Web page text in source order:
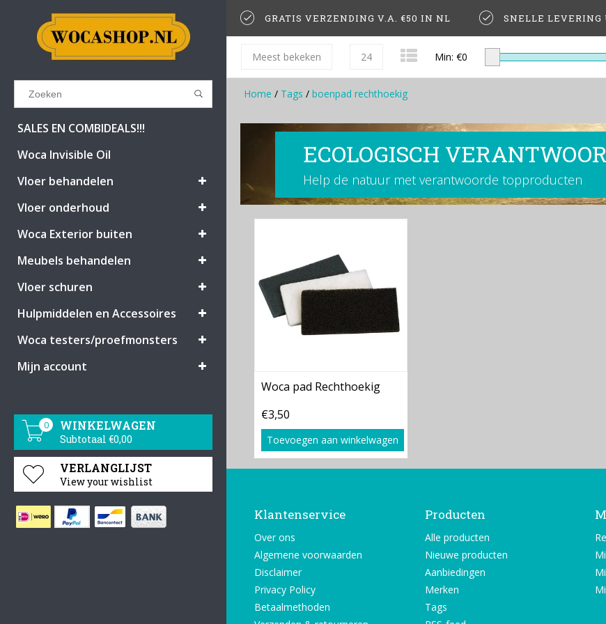
Results found
BEKIJK ALLE RESULTATEN
GA TERUG
SALES EN COMBIDEALS!!!
Woca Invisible Oil
Vloer behandelen
Vloer onderhoud
Woca Exterior buiten
Meubels behandelen
Vloer schuren
Hulpmiddelen en Accessoires
Woca testers/proefmonsters
Mijn account
0 WINKELWAGEN
Subtotaal €0,00
VERLANGLIJST
View your wishlist
GRATIS VERZENDING V.A. €50 IN NL SNELLE LEVERING
Meest bekeken 24 Min: €0
Home / Tags / boenpad rechthoekig
ECOLOGISCH
Help de natuur met verantwoorde topproducten
Woca pad Rechthoekig
€3,50
Toevoegen aan winkelwagen
Klantenservice
Over ons
Algemene voorwaarden
Disclaimer
Privacy Policy
Betaalmethoden
Producten
Alle producten
Nieuwe producten
Aanbiedingen
Merken
Tags